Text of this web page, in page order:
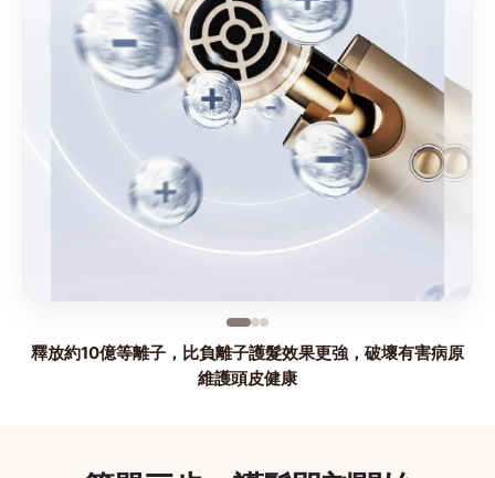
釋放約10億等離子，比負離子護髮效果更強，破壞有害病原
維護頭皮健康